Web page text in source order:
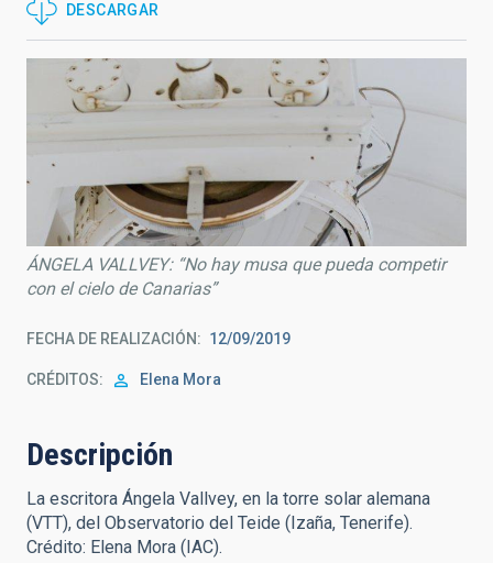
DESCARGAR
ÁNGELA VALLVEY: “No hay musa que pueda competir
con el cielo de Canarias”
FECHA DE REALIZACIÓN 12/09/2019
CRÉDITOS Elena Mora
Descripción
La escritora Ángela Vallvey, en la torre solar alemana
(VTT), del Observatorio del Teide (Izaña, Tenerife).
Crédito: Elena Mora (IAC).